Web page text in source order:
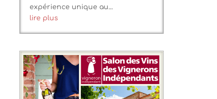
expérience unique au...
lire plus